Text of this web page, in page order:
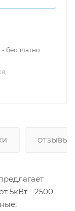
бесплатно
ОТЗЫВЫ
5кВт - 2500